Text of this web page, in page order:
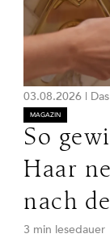
03.08.2026 |
MAGAZIN
So
Haar
nach
3 min lesedauer